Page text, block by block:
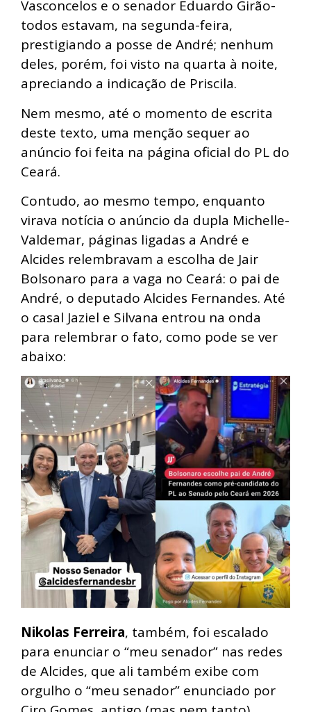
Vasconcelos e o senador Eduardo Girão-
todos estavam, na segunda-feira,
prestigiando a posse de André; nenhum
deles, porém, foi visto na quarta à noite,
apreciando a indicação de Priscila.
Nem mesmo, até o momento de escrita
deste texto, uma menção sequer ao
anúncio foi feita na página oficial do PL do
Ceará.
Contudo, ao mesmo tempo, enquanto
virava notícia o anúncio da dupla Michelle-
Valdemar, páginas ligadas a André e
Alcides relembravam a escolha de Jair
Bolsonaro para a vaga no Ceará: o pai de
André, o deputado Alcides Fernandes. Até
o casal Jaziel e Silvana entrou na onda
para relembrar o fato, como pode se ver
abaixo:
Nikolas Ferreira, também, foi escalado
para enunciar o “meu senador” nas redes
de Alcides, que ali também exibe com
orgulho o “meu senador” enunciado por